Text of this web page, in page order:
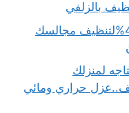
شركة تنظيف مجالس بالخرج بـ40%لتنظيف مجالسك
لمنزلك
حراري ومائي